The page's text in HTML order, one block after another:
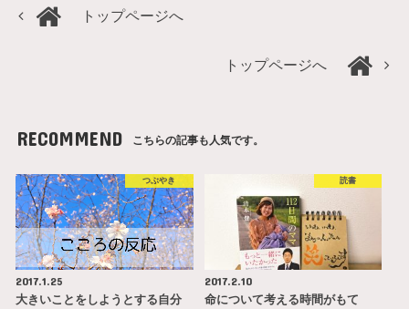
トップページへ
トップページへ
RECOMMEND こちらの記事も人気です。
つぶやき
2017.1.25
大きいことをしようとする自分
読書
2017.2.10
命について考える時間がもて